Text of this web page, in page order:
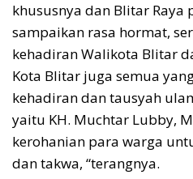
khususnya dan Blitar Raya
sampaikan rasa hormat,
kehadiran Walikota Blitar
Kota Blitar juga semua
kehadiran dan tausyah
yaitu KH. Muchtar Lubby,
kerohanian para warga
dan takwa, “terangnya.